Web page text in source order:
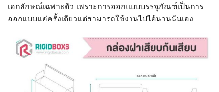
เอกลักษณ์เฉพาะตัว เพราะการออกแบบบรรจุภัณฑ์เป็นการ
ออกแบบแค่ครั้งเดียวแต่สามารถใช้งานไปได้นานนั่นเอง